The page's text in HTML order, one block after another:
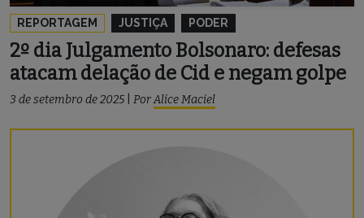
REPORTAGEM JUSTIÇA PODER
2º dia Julgamento Bolsonaro: defesas
atacam delação de Cid e negam golpe
3 de setembro de 2025 PorAlice Maciel